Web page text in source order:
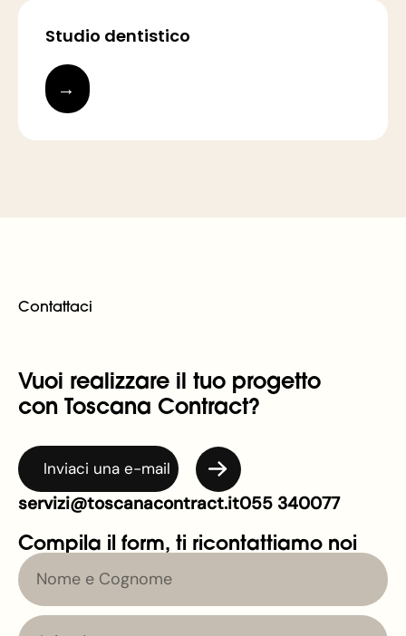
Studio dentistico
→
Contattaci
Vuoi realizzare il tuo progetto
con Toscana Contract?
Inviaci una e-mail
servizi@toscanacontract.it055 340077
Compila il form, ti ricontattiamo noi
Nome
e
Cognome
Azienda